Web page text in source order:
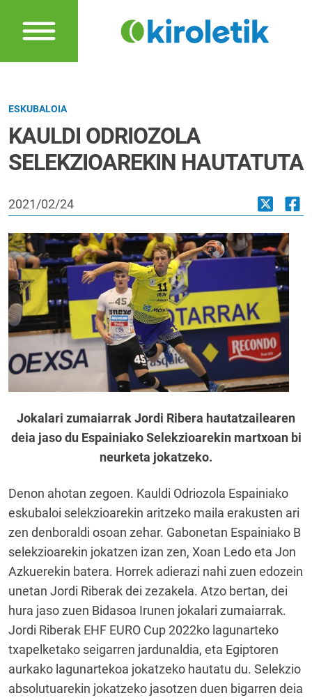
ESKUBALOIA
KAULDI ODRIOZOLA
SELEKZIOAREKIN HAUTATUTA
2021/02/24
Jokalari zumaiarrak Jordi Ribera hautatzailearen
deia jaso du Espainiako Selekzioarekin martxoan bi
neurketa jokatzeko.
Denon ahotan zegoen. Kauldi Odriozola Espainiako
eskubaloi selekzioarekin aritzeko maila erakusten ari
zen denboraldi osoan zehar. Gabonetan Espainiako B
selekzioarekin jokatzen izan zen, Xoan Ledo eta Jon
Azkuerekin batera. Horrek adierazi nahi zuen edozein
unetan Jordi Riberak dei zezakela. Atzo bertan, dei
hura jaso zuen Bidasoa Irunen jokalari zumaiarrak.
Jordi Riberak EHF EURO Cup 2022ko lagunarteko
txapelketako seigarren jardunaldia, eta Egiptoren
aurkako lagunartekoa jokatzeko hautatu du. Selekzio
absolutuarekin jokatzeko jasotzen duen bigarren deia